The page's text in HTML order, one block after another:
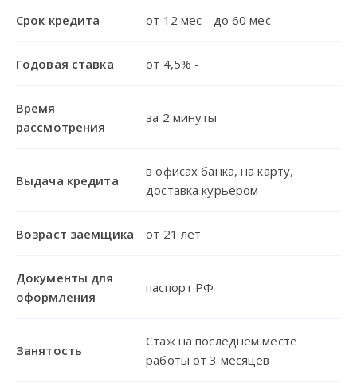
Срок кредита от 12 мес - до 60 мес
Годовая ставка от 4,5% -
Время
рассмотрения
за 2 минуты
Выдача кредита
в офисах банка, на карту,
доставка курьером
Возраст заемщика от 21 лет
Документы для
оформления
паспорт РФ
Занятость
Стаж на последнем месте
работы от 3 месяцев